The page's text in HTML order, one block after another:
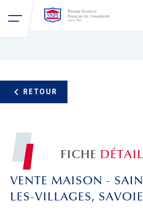
FICHE
VENTE MAISON -
LES-VILLAGES, SAVOIE